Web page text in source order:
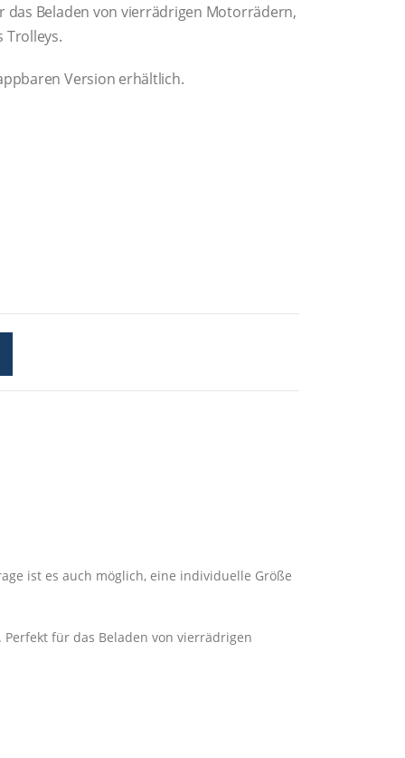
das Beladen von vierrädrigen Motorrädern,
Trolleys.
Version erhältlich.
ist es auch möglich, eine individuelle Größe
für das Beladen von vierrädrigen